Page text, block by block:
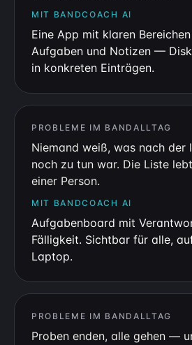
MIT BANDCOACH AI
Eine App mit klaren
Aufgaben und Notizen —
in konkreten Einträgen.
PROBLEME IM BANDALLTAG
Niemand weiß, was nach der
noch zu tun war. Die Liste
einer Person.
MIT BANDCOACH AI
Aufgabenboard mit
Fälligkeit. Sichtbar für alle,
Laptop.
PROBLEME IM BANDALLTAG
Proben enden, alle gehen —